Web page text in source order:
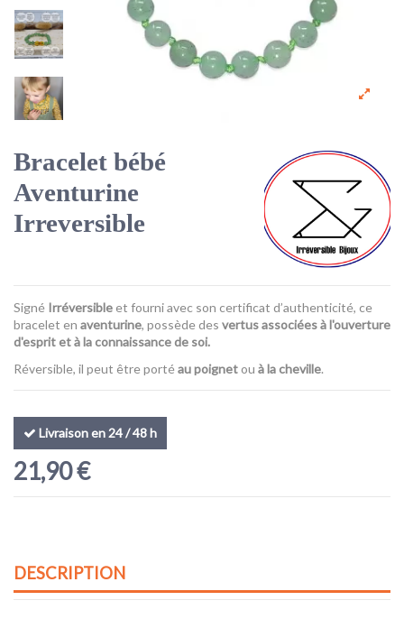
Bracelet bébé
Aventurine
Irreversible
Signé Irréversible et fourni avec son certificat d’authenticité, ce
bracelet en aventurine, possède des vertus associées à l'ouverture
d'esprit et à la connaissance de soi.
Réversible, il peut être porté au poignetou à la cheville.
Livraison en 24 / 48 h
21,90 €
DESCRIPTION